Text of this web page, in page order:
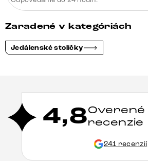
Zaradené v kategóriách
Jedálenské stoličky
4,8Overené
recenzie
241 recenzií